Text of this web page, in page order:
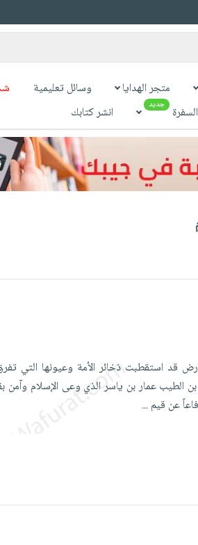
متجر الهدايا وسائل تعليمية
جديد انشر كتابك
قد استقطبت ذخائر الأمة وعيونها التي
الطيب عمار بن ياسر الذي وعى الإسلام وآمن
عن قيم...